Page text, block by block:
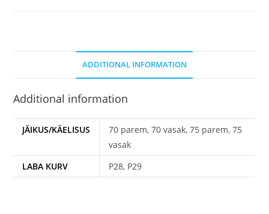
ADDITIONAL INFORMATION
Additional information
JÄIKUS/KÄELISUS
70 parem, 70 vasak, 75 parem, 75
vasak
LABA KURV
P28, P29